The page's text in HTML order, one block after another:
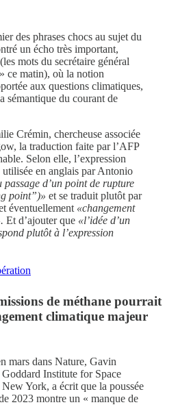
des phrases chocs au sujet du
un écho très important,
mots du secrétaire général
ce matin), où la notion
aux questions climatiques,
sémantique du courant de
Crémin, chercheuse associée
la traduction faite par l’AFP
Selon elle, l’expression
utilisée en anglais par Antonio
passage d’un point de rupture
point”)» et se traduit plutôt par
éventuellement «changement
Et d’ajouter que «l’idée d’un
plutôt à l’expression
de méthane pourrait
climatique majeur
mars dans Nature, Gavin
Institute for Space
York, a écrit que la poussée
2023 montre un « manque de